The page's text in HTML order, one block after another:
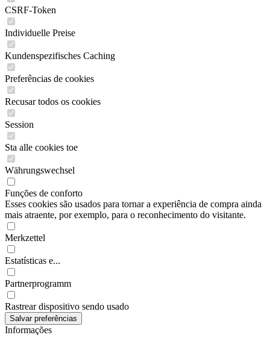
CSRF-Token
Individuelle Preise
Kundenspezifisches Caching
Preferências de cookies
Recusar todos os cookies
Session
Sta alle cookies toe
Währungswechsel
Funções de conforto
Esses cookies são usados para tornar a experiência de compra ainda
mais atraente, por exemplo, para o reconhecimento do visitante.
Merkzettel
Estatísticas e...
Partnerprogramm
Rastrear dispositivo sendo usado
Informações